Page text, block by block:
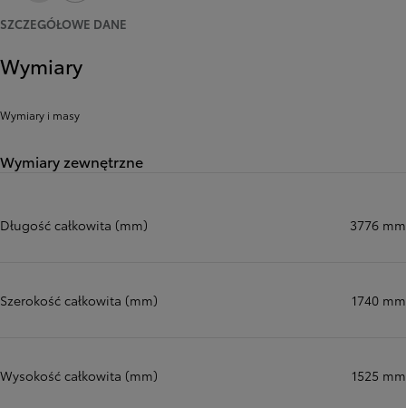
SZCZEGÓŁOWE DANE
Wymiary
Wymiary i masy
Wymiary zewnętrzne
Długość całkowita (mm) 3776 mm
Szerokość całkowita (mm) 1740 mm
Wysokość całkowita (mm) 1525 mm